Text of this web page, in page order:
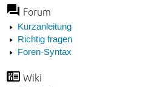
Forum
Kurzanleitung
Richtig fragen
Foren-Syntax
Wiki